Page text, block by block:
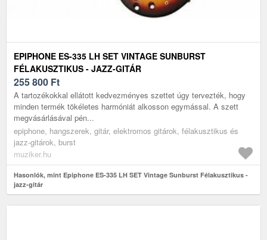
EPIPHONE ES-335 LH SET VINTAGE SUNBURST
FÉLAKUSZTIKUS - JAZZ-GITÁR
255 800 Ft
A tartozékokkal ellátott kedvezményes szettet úgy tervezték, hogy
minden termék tökéletes harmóniát alkosson egymással. A szett
megvásárlásával pén...
epiphone, hangszerek, gitár, elektromos gitárok, félakusztikus és
jazz-gitárok, burst
muziker.hu
Hasonlók, mint Epiphone ES-335 LH SET Vintage Sunburst Félakusztikus -
jazz-gitár